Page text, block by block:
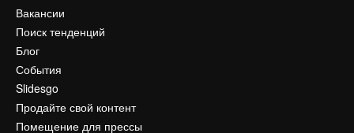
Вакансии
Поиск тенденций
Блог
События
Slidesgo
Продайте свой контент
Помещение для прессы